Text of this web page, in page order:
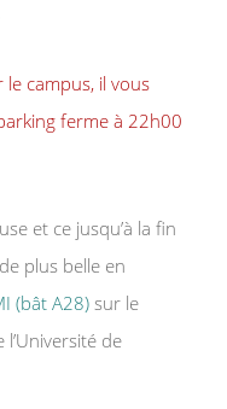
campus, il vous
ferme à 22h00
et ce jusqu’à la fin
plus belle en
(bât A28)sur le
de